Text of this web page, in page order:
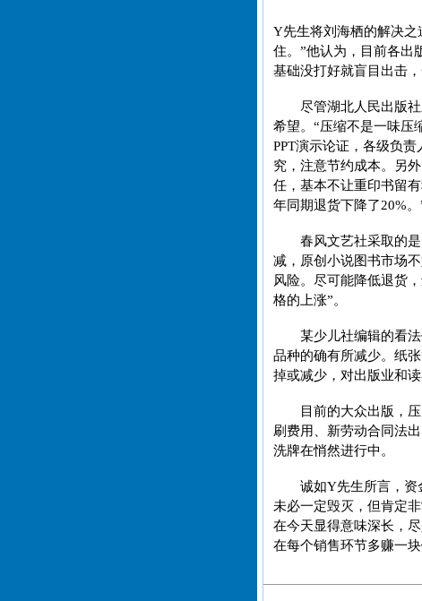
Y先生将刘海栖的解决之
住。”他认为，目前各出
基础没打好就盲目出击
尽管湖北人民出版
希望。“压缩不是一味压
PPT演示论证，各级负
究，注意节约成本。另
任，基本不让重印书留
年同期退货下降了20%。
春风文艺社采取的
减，原创小说图书市场
风险。尽可能降低退货
格的上涨”。
某少儿社编辑的看
品种的确有所减少。纸
掉或减少，对出版业和
目前的大众出版，
刷费用、新劳动合同法
洗牌在悄然进行中。
诚如Y先生所言，资
未必一定毁灭，但肯定
在今天显得意味深长，
在每个销售环节多赚一